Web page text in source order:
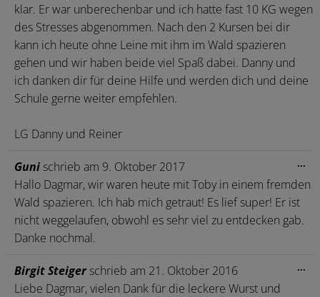
klar. Er war unberechenbar und ich hatte fast 10 KG wegen
des Stresses abgenommen. Nach den 2 Kursen bei dir
kann ich heute ohne Leine mit ihm im Wald spazieren
gehen und wir haben beide viel Spaß dabei. Danny und
ich danken dir für deine Hilfe und werden dich und deine
Schule gerne weiter empfehlen.
LG Danny und Reiner
Guni schrieb am 9. Oktober 2017
Hallo Dagmar, wir waren heute mit Toby in einem fremden
Wald spazieren. Ich hab mich getraut! Es lief super! Er ist
nicht weggelaufen, obwohl es sehr viel zu entdecken gab.
Danke nochmal.
...
Birgit Steiger schrieb am 21. Oktober 2016
Liebe Dagmar, vielen Dank für die leckere Wurst und
...